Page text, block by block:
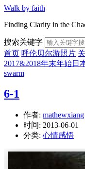
Walk by faith
Finding Clarity in the
搜索关键字
首页 呼伦贝尔游照片
2017&2018年末年始日
swarm
6-1
作者: mathewxiang
时间: 2013-06-01
分类: 心情感悟